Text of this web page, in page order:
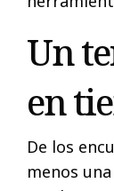
Un
en
De los
menos